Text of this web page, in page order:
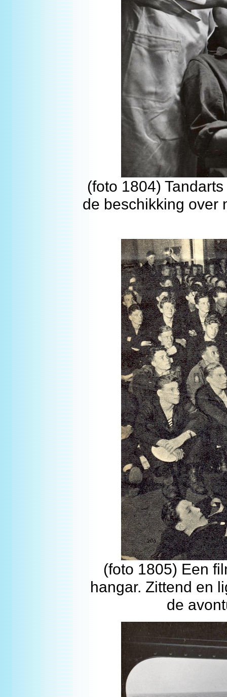
(foto 1804)
de beschikking over
(foto 1805) Een
hangar. Zittend en
de